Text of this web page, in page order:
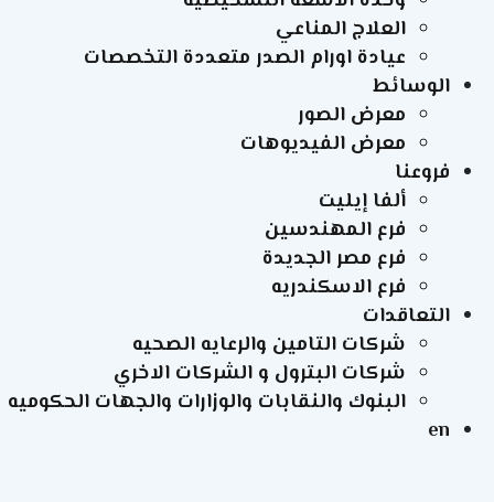
العلاج المناعي
عيادة اورام الصدر متعددة التخصصات
الوسائط
معرض الصور
معرض الفيديوهات
فروعنا
ألفا إيليت
فرع المهندسين
فرع مصر الجديدة
فرع الاسكندريه
التعاقدات
شركات التامين والرعايه الصحيه
شركات البترول و الشركات الاخري
البنوك والنقابات والوزارات والجهات الحكوميه
en